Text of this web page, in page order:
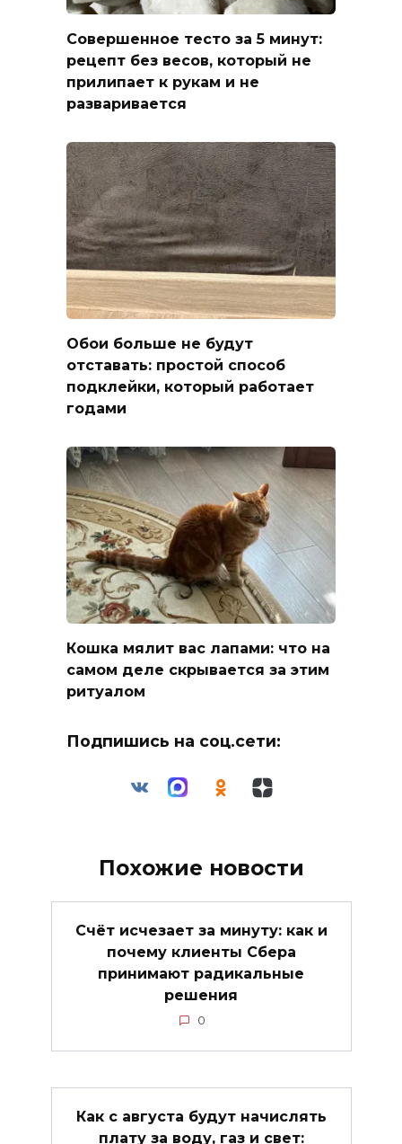
Совершенное тесто за 5 минут:
рецепт без весов, который не
прилипает к рукам и не
разваривается
Обои больше не будут
отставать: простой способ
подклейки, который работает
годами
Кошка мялит вас лапами: что на
самом деле скрывается за этим
ритуалом
Подпишись на соц.сети:
Похожие новости
Счёт исчезает за минуту: как и
почему клиенты Сбера
принимают радикальные
решения
0
Как с августа будут начислять
плату за воду, газ и свет: